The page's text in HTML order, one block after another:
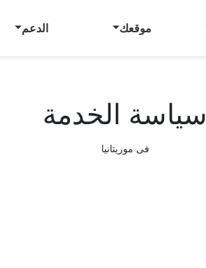
موقعك الدعم
سياسة الخدمة
فى موريتانيا